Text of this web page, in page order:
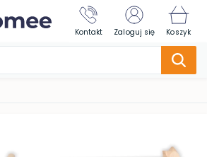
Kontakt Zaloguj się Koszyk